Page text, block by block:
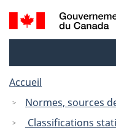
Recherche
et
Accueil
Normes, sources
Classifications